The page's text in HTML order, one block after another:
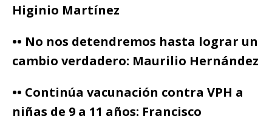
Higinio Martínez
•• No nos detendremos hasta lograr un
cambio verdadero: Maurilio Hernández
•• Continúa vacunación contra VPH a
niñas de 9 a 11 años: Francisco